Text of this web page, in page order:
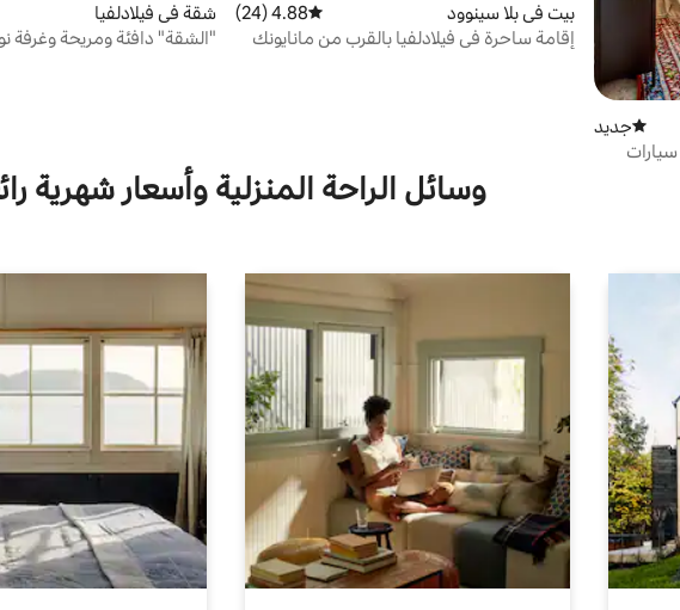
مكان إقامة جديد
جديد
بيت في بلا سينوود متوسط التقييم 4.88 من 5، 24 مراجعات
4.88 (24)
إقامة ساحرة في فيلادلفيا بالقرب من مانايونك
شقة في فيلادلفيا
"الشقة" دافئة ومريحة وغرفة
وسائل الراحة المنزلية وأسعار شهرية